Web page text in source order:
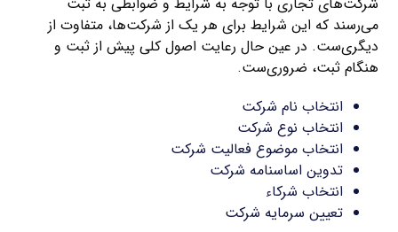
می‌رسند که این شرایط برای هر یک از شرکت‌ها، متفاوت از
دیگری‌ست. در عین حال رعایت اصول کلی پیش از ثبت و
هنگام ثبت، ضروری‌ست.
انتخاب نام شرکت
انتخاب نوع شرکت
انتخاب موضوع فعالیت شرکت
تدوین اساسنامه شرکت
انتخاب شرکاء
تعیین سرمایه شرکت